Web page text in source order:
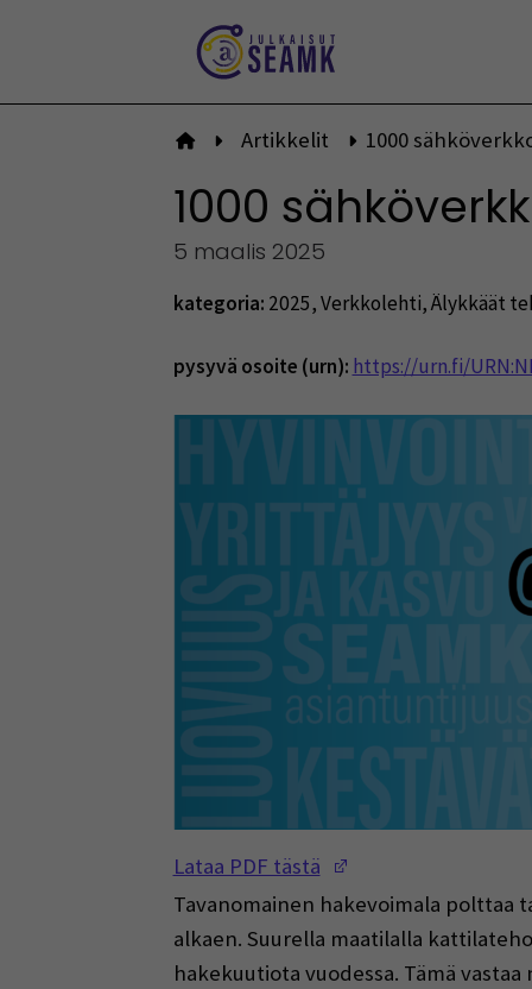
Etusivulle
Artikkelit 1000
1000
5 maalis 2025
kategoria: 2025,Verkkolehti,Älykkäät
pysyvä osoite (urn): https://urn.fi/
Lataa PDF tästä
Tavanomainen hakevoimala polttaa
alkaen. Suurella maatilalla
hakekuutiota vuodessa. Tämä